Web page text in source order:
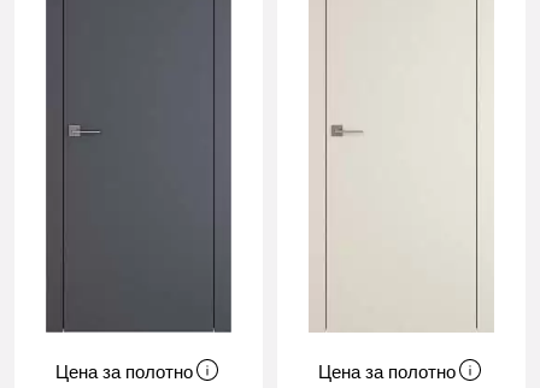
Цена за полотно Цена за полотно